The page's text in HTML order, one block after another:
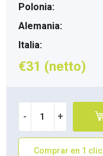
Polonia:
Alemania:
Italia:
€31 (netto)
- +
Comprar en 1 clic